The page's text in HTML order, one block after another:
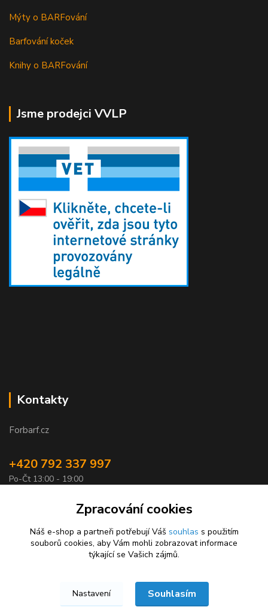
Mýty o BARFování
Barfování koček
Knihy o BARFování
Jsme prodejci VVLP
Kontakty
Forbarf.cz
+420 792 337 997
Po-Čt 13:00 - 19:00
objednavky@forbarf.cz
Forbarf.cz © 2026
Zpracování cookies
Náš e-shop a partneři potřebují Váš souhlas s použitím
souborů cookies, aby Vám mohli zobrazovat informace
týkající se Vašich zájmů.
Nastavení Souhlasím